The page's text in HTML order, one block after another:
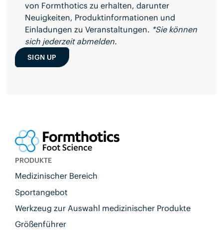
von Formthotics zu erhalten, darunter
Neuigkeiten, Produktinformationen und
Einladungen zu Veranstaltungen. *Sie können
sich jederzeit abmelden.
SIGN UP
PRODUKTE
Medizinischer Bereich
Sportangebot
Werkzeug zur Auswahl medizinischer Produkte
Größenführer